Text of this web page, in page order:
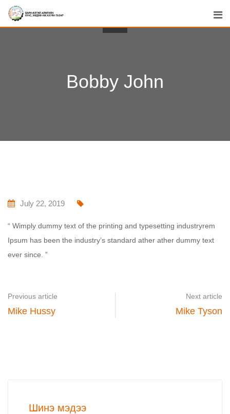
Skip
Bobby John
July 22, 2019
“ Wimply dummy text of the printing and typesetting industryrem
Ipsum has been the industry’s standard ather ather dummy text
ever since. ”
Previous article
Mike Hussy
Next article
Mike Tyson
Шинэ мэдээ